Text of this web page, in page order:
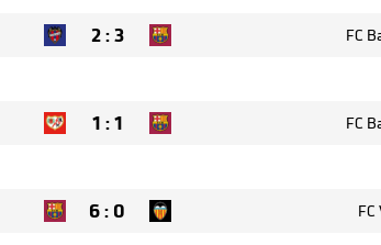
2:3 FC
1 :1 FC
6: 0